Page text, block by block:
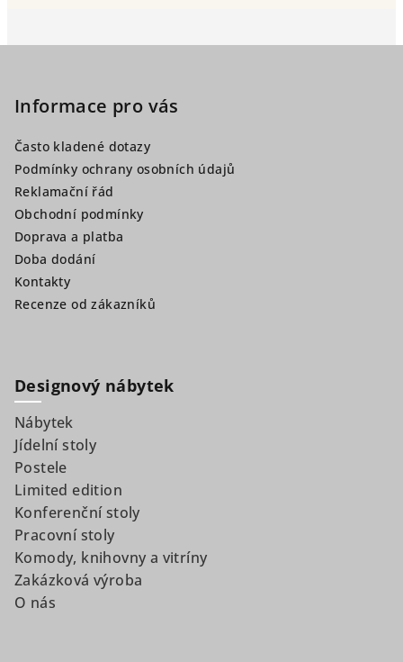
Informace pro vás
Často kladené dotazy
Podmínky ochrany osobních údajů
Reklamační řád
Obchodní podmínky
Doprava a platba
Doba dodání
Kontakty
Recenze od zákazníků
Designový nábytek
Nábytek
Jídelní stoly
Postele
Limited edition
Konferenční stoly
Pracovní stoly
Komody, knihovny a vitríny
Zakázková výroba
O nás